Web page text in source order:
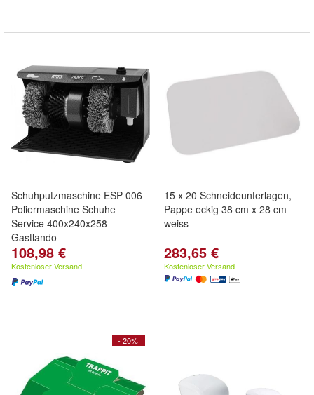
Schuhputzmaschine ESP 006
Poliermaschine Schuhe
Service 400x240x258
Gastlando
108,98 €
Kostenloser Versand
15 x 20 Schneideunterlagen,
Pappe eckig 38 cm x 28 cm
weiss
283,65 €
Kostenloser Versand
- 20%